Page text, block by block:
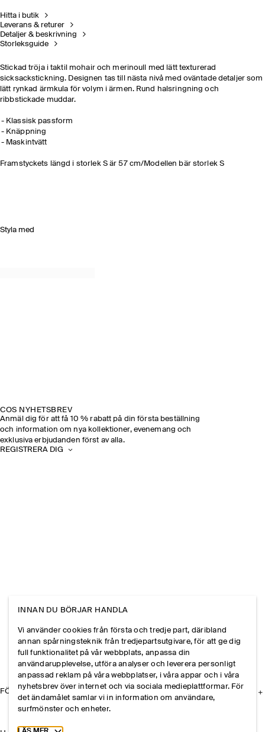
Hitta i butik
Leverans & returer
Detaljer & beskrivning
Storleksguide
Stickad tröja i taktil mohair och merinoull med lätt texturerad
sicksackstickning. Designen tas till nästa nivå med oväntade detaljer som
lätt rynkad ärmkula för volym i ärmen. Rund halsringning och
ribbstickade muddar.
Klassisk passform
Knäppning
Maskintvätt
Framstyckets längd i storlek S är 57 cm/Modellen bär storlek S
Styla med
COS NYHETSBREV
Anmäl dig för att få 10 % rabatt på din första beställning
och information om nya kollektioner, evenemang och
exklusiva erbjudanden först av alla.
REGISTRERA DIG
FÖRETAGET
INNAN DU BÖRJAR HANDLA
Vi använder cookies från första och tredje part, däribland
annan spårningsteknik från tredjepartsutgivare, för att ge dig
full funktionalitet på vår webbplats, anpassa din
användarupplevelse, utföra analyser och leverera personligt
anpassad reklam på våra webbplatser, i våra appar och i våra
nyhetsbrev över internet och via sociala medieplattformar. För
det ändamålet samlar vi in information om användare,
surfmönster och enheter.